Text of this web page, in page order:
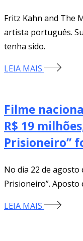
Fritz Kahn and The
artista português.
tenha sido.
LEIA MAIS
Filme
R$ 19
Prisioneiro”
No dia 22 de agosto
Prisioneiro”. Aposto
LEIA MAIS